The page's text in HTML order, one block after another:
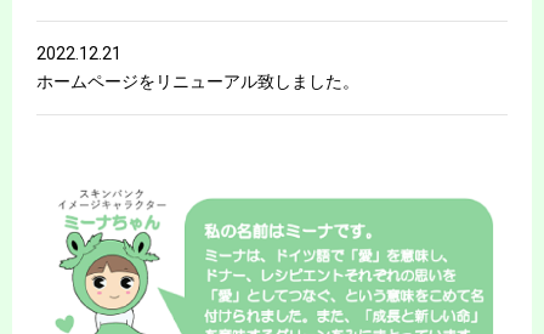
2022.12.21
ホームページをリニューアル致しました。